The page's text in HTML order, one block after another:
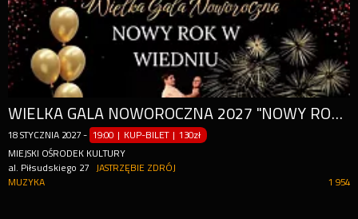
WIELKA GALA NOWOROCZNA 2027 "NOWY ROK W WIEDNIU"
18 STYCZNIA 2027 - 19:00 | KUP-BILET |130zł
MIEJSKI OŚRODEK KULTURY
al. Piłsudskiego 27
JASTRZĘBIE ZDRÓJ
1 954
MUZYKA